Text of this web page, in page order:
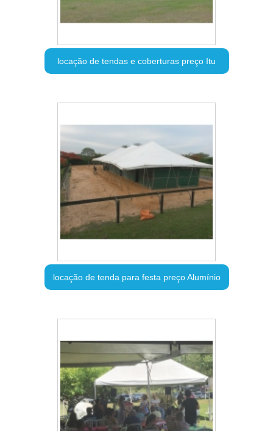
locação de tendas e coberturas preço Itu
locação de tenda para festa preço Alumínio